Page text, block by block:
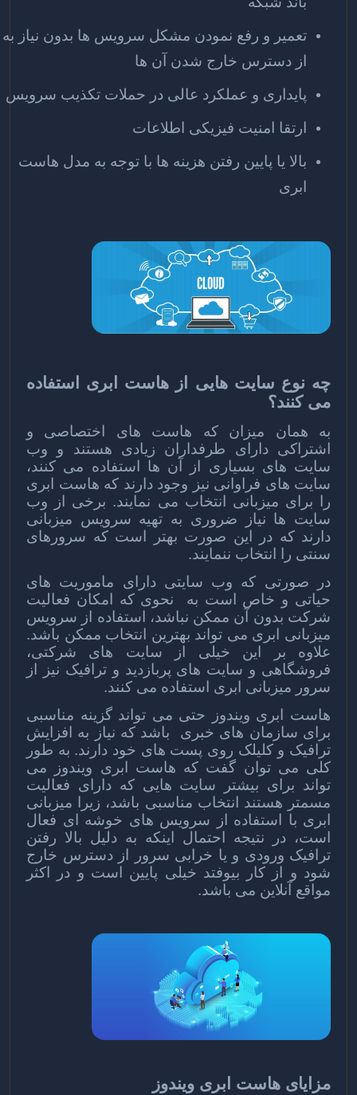
تعمیر و رفع نمودن مشکل سرویس ها بدون نیاز به
از دسترس خارج شدن آن ها
پایداری و عملکرد عالی در حملات تکذیب سرویس
ارتقا امنیت فیزیکی اطلاعات
بالا یا پایین رفتن هزینه ها با توجه به مدل هاست
ابری
چه نوع سایت هایی از هاست ابری استفاده
می کنند؟
به همان میزان که هاست های اختصاصی و
اشتراکی دارای طرفداران زیادی هستند و وب
سایت های بسیاری از آن ها استفاده می کنند،
سایت های فراوانی نیز وجود دارند که هاست ابری
را برای میزبانی انتخاب می نمایند. برخی از وب
سایت ها نیاز ضروری به تهیه سرویس میزبانی
دارند که در این صورت بهتر است که سرورهای
سنتی را انتخاب ننمایند.
در صورتی که وب سایتی دارای ماموریت های
حیاتی و خاص است به نحوی که امکان فعالیت
شرکت بدون آن ممکن نباشد، استفاده از سرویس
میزبانی ابری می تواند بهترین انتخاب ممکن باشد.
علاوه بر این خیلی از سایت های شرکتی،
فروشگاهی و سایت های پربازدید و ترافیک نیز از
سرور میزبانی ابری استفاده می کنند.
هاست ابری ویندوزحتی می تواند گزینه مناسبی
برای سازمان های خبری باشد که نیاز به افزایش
ترافیک و کلیلک روی پست های خود دارند. به طور
کلی می توان گفت که هاست ابری ویندوز می
تواند برای بیشتر سایت هایی که دارای فعالیت
مسمتر هستند انتخاب مناسبی باشد، زیرا میزبانی
ابری با استفاده از سرویس های خوشه ای فعال
است، در نتیجه احتمال اینکه به دلیل بالا رفتن
ترافیک ورودی و یا خرابی سرور از دسترس خارج
شود و از کار بیوفتد خیلی پایین است و در اکثر
مواقع آنلاین می باشد.
مزایای هاست ابری ویندوز